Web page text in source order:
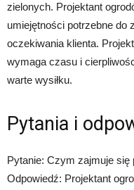
zielonych. Projektant
umiejętności potrzebne do
oczekiwania klienta.
wymaga czasu i
warte wysiłku.
Pytania i
Pytanie: Czym zajmuje się
Odpowiedź: Projektant